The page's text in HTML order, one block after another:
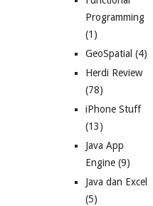
Programming
(1)
GeoSpatial (4)
Herdi Review
(78)
iPhone Stuff
(13)
Java App
Engine (9)
Java dan Excel
(5)